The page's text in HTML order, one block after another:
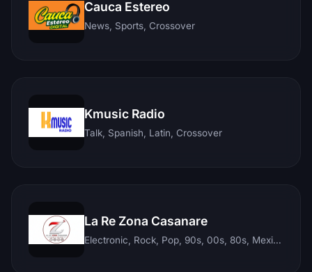
Cauca Estereo
News, Sports, Crossover
Kmusic Radio
Talk, Spanish, Latin, Crossover
La Re Zona Casanare
Electronic, Rock, Pop, 90s, 00s, 80s, Mexican, Ranchera, Reggaeton, Instrumental, Salsa, Merengue, Tropical, Romantic, Vallenato, Llanera